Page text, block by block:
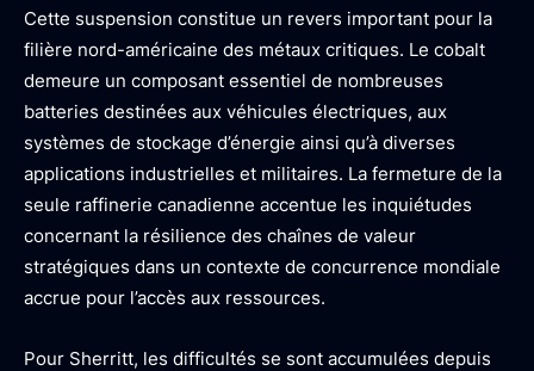
Cette suspension constitue un revers important pour la
filière nord-américaine des métaux critiques. Le cobalt
demeure un composant essentiel de nombreuses
batteries destinées aux véhicules électriques, aux
systèmes de stockage d’énergie ainsi qu’à diverses
applications industrielles et militaires. La fermeture de la
seule raffinerie canadienne accentue les inquiétudes
concernant la résilience des chaînes de valeur
stratégiques dans un contexte de concurrence mondiale
accrue pour l’accès aux ressources.
Pour Sherritt, les difficultés se sont accumulées depuis